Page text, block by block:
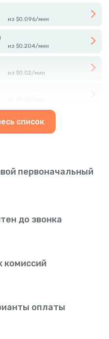
из $0.096/мин
из $0.204/мин
из $0.02/мин
список
первоначальный
до звонка
комиссий
оплаты